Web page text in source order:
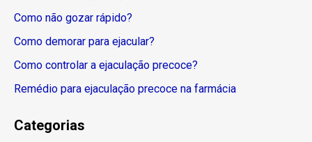
Como não gozar rápido?
Como demorar para ejacular?
Como controlar a ejaculação precoce?
Remédio para ejaculação precoce na farmácia
Categorias